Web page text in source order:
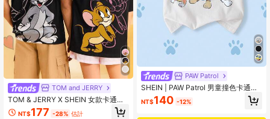
TOM and JERRY
TOM & JERRY X SHEIN 女款卡通印
花休閒百搭日常穿搭T恤
NT$177 -28% 估計
PAW Patrol
SHEIN | PAW Patrol 男童撞色卡通字
母印花T恤
NT$140 -12%